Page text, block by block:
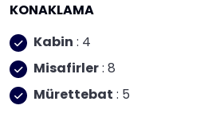
KONAKLAMA
Kabin : 4
Misafirler: 8
Mürettebat : 5